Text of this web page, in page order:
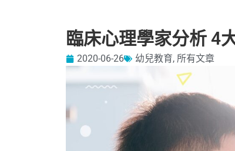
臨床心理學家分析 4
2020-06-26 幼兒教育, 所有文章